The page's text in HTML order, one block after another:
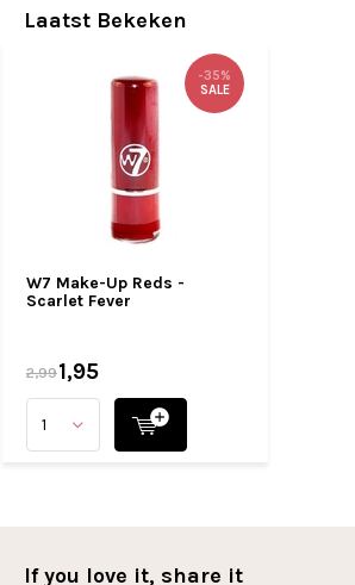
Laatst Bekeken
W7 Make-Up Reds -
Scarlet Fever
-35%
SALE
2,991,95
If you love it, share it